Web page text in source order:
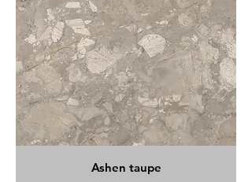
Ashen taupe